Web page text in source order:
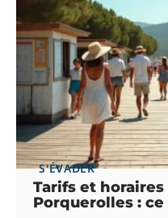
S'ÉVADER
Tarifs et
Porquerolles :